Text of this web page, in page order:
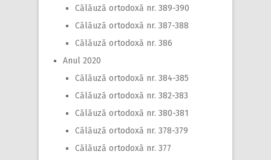
Călăuză ortodoxă nr. 389-390
Călăuză ortodoxă nr. 387-388
Călăuză ortodoxă nr. 386
Anul 2020
Călăuză ortodoxă nr. 384-385
Călăuză ortodoxă nr. 382-383
Călăuză ortodoxă nr. 380-381
Călăuză ortodoxă nr. 378-379
Călăuză ortodoxă nr. 377